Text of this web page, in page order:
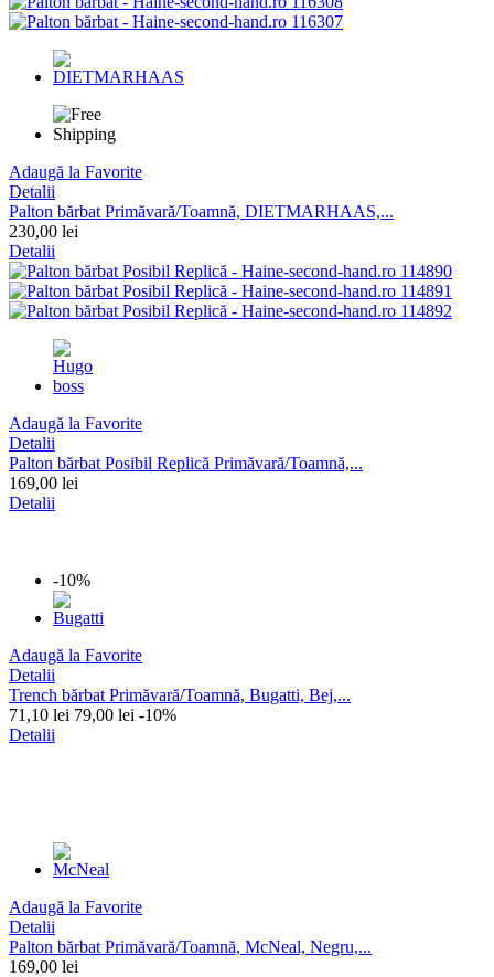
Adaugă la Favorite
Detalii
Palton bărbat Primăvară/Toamnă, DIETMARHAAS,...
230,00 lei
Detalii
Adaugă la Favorite
Detalii
Palton bărbat Posibil Replică Primăvară/Toamnă,...
169,00 lei
Detalii
-10%
Adaugă la Favorite
Detalii
Trench bărbat Primăvară/Toamnă, Bugatti, Bej,...
71,10 lei 79,00 lei -10%
Detalii
Adaugă la Favorite
Detalii
Palton bărbat Primăvară/Toamnă, McNeal, Negru,...
169,00 lei